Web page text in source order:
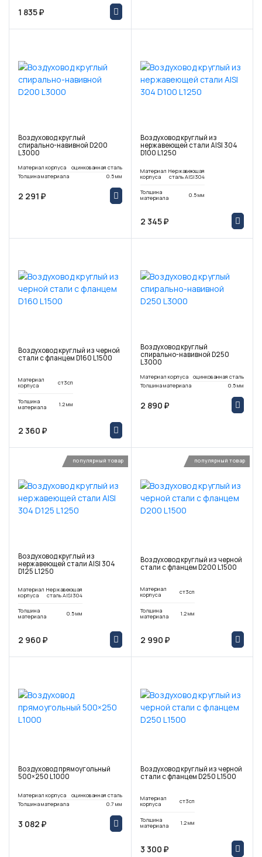
1 835 ₽
Воздуховод круглый
спирально-навивной D200
L3000
Материал корпуса
оцинкованная сталь
Толщина материала
0.5 мм
2 291 ₽
Воздуховод круглый из
нержавеющей стали AISI 304
D100 L1250
Материал
корпуса
Нержавеющая
сталь AISI304
Толщина
материала 0.5 мм
2 345 ₽
Воздуховод круглый из черной
стали с фланцем D160 L1500
Материал
корпуса ст3сп
Толщина
материала 1.2 мм
2 360 ₽
Воздуховод круглый
спирально-навивной D250
L3000
Материал корпуса
оцинкованная сталь
Толщина материала
0.5 мм
2 890 ₽
популярный товар
Воздуховод круглый из
нержавеющей стали AISI 304
D125 L1250
Материал
корпуса
Нержавеющая
сталь AISI304
Толщина
материала 0.5 мм
2 960 ₽
популярный товар
Воздуховод круглый из черной
стали с фланцем D200 L1500
Материал
корпуса ст3сп
Толщина
материала 1.2 мм
2 990 ₽
Воздуховод прямоугольный
500×250 L1000
Материал корпуса
оцинкованная сталь
Толщина материала
0.7 мм
3 082 ₽
Воздуховод круглый из черной
стали с фланцем D250 L1500
Материал
корпуса ст3сп
Толщина
материала 1.2 мм
3 300 ₽